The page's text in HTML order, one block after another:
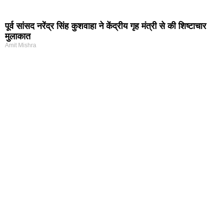
पूर्व सांसद नरेंद्र सिंह कुशवाहा ने केंद्रीय गृह मंत्री से की शिष्टाचार
मुलाकात
Amit Mishra